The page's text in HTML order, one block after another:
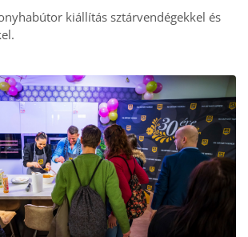
kiállítás sztárvendégekkel és